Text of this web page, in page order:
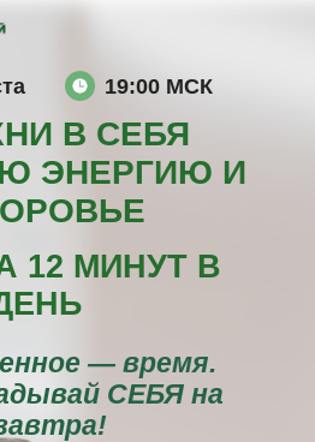
В СЕБЯ
ЭНЕРГИЮ И
12 МИНУТ В
— время.
СЕБЯ на
19:00 МСК